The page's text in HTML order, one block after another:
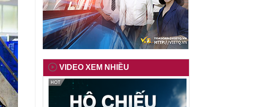
VIDEO XEM NHIỀU